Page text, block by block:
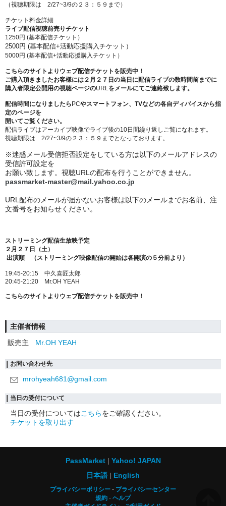
（視聴期限は 2/27~3/9の２３：５９まで）
チケット料金詳細
ライブ配信視聴前売りチケット
1250円 (基本配信チケット）
2500円 (基本配信+活動応援購入チケット）
5000円 (基本配信+活動応援購入チケット）
こちらのサイトよりウェブ配信チケットを販売中！
ご購入頂きましたお客様には２月２７日の当日に配信ライブの数時間前までに
購入者限定公開用の視聴ページのURLをメールにてご連絡致します。
配信時間になりましたら PCやスマートフォン、TVなどの各自ディバイスから指
定のページを
開いてご覧ください。
配信ライブはアーカイブ映像でライブ後の10日間繰り返しご覧になれます。
視聴期限は 2/27~3/9の２３：５９までとなっております。
※迷惑メール受信拒否設定をしている方は以下のメールアドレスの
受信許可設定を
お願い致します。視聴URLの配布を行うことができません。
passmarket-master@mail.yahoo.co.jp
URL配布のメールが届かないお客様は以下のメールまでお名前、注
文番号をお知らせください。
ストリーミング配信生放映予定
２月２７日（土）
出演順 （ストリーミング映像配信の開始は各開演の５分前より）
19:45-20:15 中久喜匠太郎
20:45-21:20 Mr.OH YEAH
こちらのサイトよりウェブ配信チケットを販売中！
主催者情報
販売主
Mr.OH YEAH
お問い合わせ先
mrohyeah681@gmail.com
当日の受付について
当日の受付についてはこちらをご確認ください。
チケットを取り出す
PassMarket
Yahoo! JAPAN
日本語
English
プライバシーポリシー
プライバシーセンター
規約
ヘルプ